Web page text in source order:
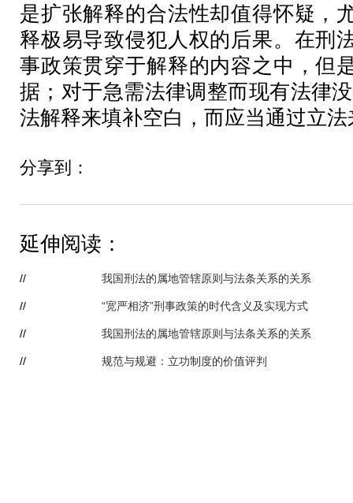
是扩张解释的合法性却值得怀疑，
释极易导致侵犯人权的后果。在刑
事政策贯穿于解释的内容之中，但
据；对于急需法律调整而现有法律
法解释来填补空白，而应当通过立
分享到：
延伸阅读：
// 我国刑法的属地管辖原则与法条关系的关系
// “宽严相济”刑事政策的时代含义及实现方式
// 我国刑法的属地管辖原则与法条关系的关系
// 规范与规避：立功制度的价值评判